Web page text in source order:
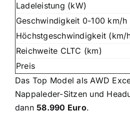
Ladeleistung (kW)
Geschwindigkeit 0-100 km/h
Höchstgeschwindigkeit (km/
Reichweite CLTC (km)
Preis
Das Top Model als AWD
Nappaleder-Sitzen und
dann58.990 Euro.